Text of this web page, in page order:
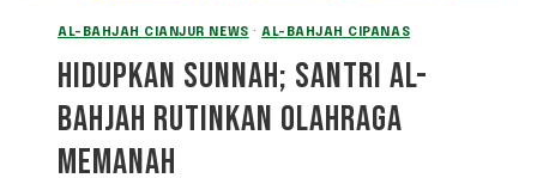
AL-BAHJAH CIANJUR NEWS · AL-BAHJAH CIPANAS
HIDUPKAN SUNNAH; SANTRI AL-
BAHJAH RUTINKAN OLAHRAGA
MEMANAH